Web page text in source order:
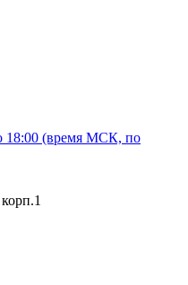
18:00 (время МСК, по